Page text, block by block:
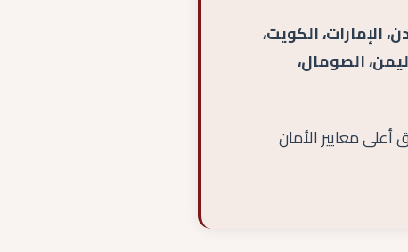
الإمارات، الكويت،
الصومال،
معايير الأمان